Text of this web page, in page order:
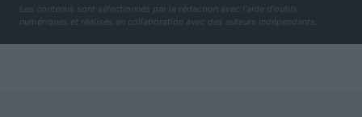
Les contenus sont sélectionnés par la rédaction avec l'aide d'outils
numériques et réalisés en collaboration avec des auteurs indépendants.